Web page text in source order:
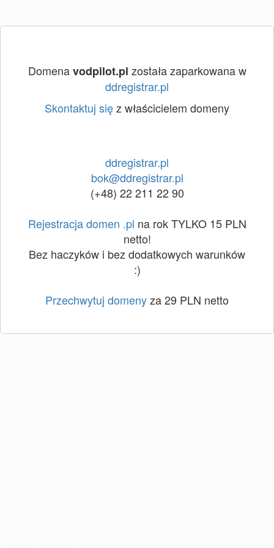
Domenavodpilot.pl została zaparkowana w
ddregistrar.pl
Skontaktuj sięz właścicielem domeny
ddregistrar.pl
bok@ddregistrar.pl
(+48) 22 211 22 90
Rejestracja domen .pl na rok TYLKO 15 PLN
netto!
Bez haczyków i bez dodatkowych warunków
:)
Przechwytuj domenyza 29 PLN netto